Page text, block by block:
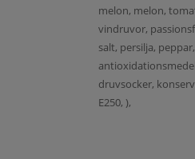
melon, melon,
vindruvor,
salt, persilja, peppar,
druvsocker,
E250, ),